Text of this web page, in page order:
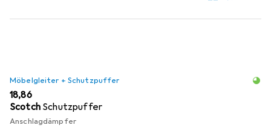
Möbelgleiter + Schutzpuffer
EUR
18,86
Scotch Schutzpuffer
Anschlagdämpfer